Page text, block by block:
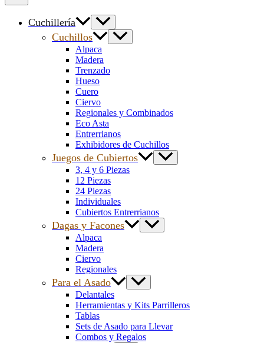
Cuchillería
Cuchillos
Alpaca
Madera
Trenzado
Hueso
Cuero
Ciervo
Regionales y Combinados
Eco Asta
Entrerrianos
Exhibidores de Cuchillos
Juegos de Cubiertos
3, 4 y 6 Piezas
12 Piezas
24 Piezas
Individuales
Cubiertos Entrerrianos
Dagas y Facones
Alpaca
Madera
Ciervo
Regionales
Para el Asado
Delantales
Herramientas y Kits Parrilleros
Tablas
Sets de Asado para Llevar
Combos y Regalos